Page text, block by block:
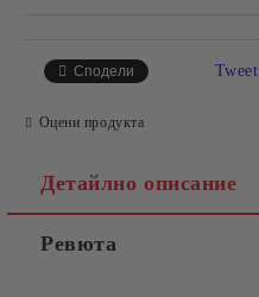
Сподели Tweet
Оцени продукта
Детайлно описание
Ревюта